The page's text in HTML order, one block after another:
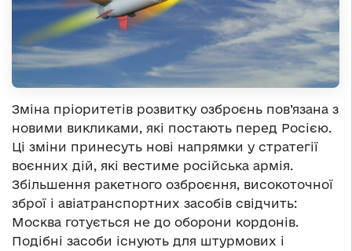
Зміна пріоритетів розвитку озброєнь пов’язана з
новими викликами, які постають перед Росією.
Ці зміни принесуть нові напрямки у стратегії
воєнних дій, які вестиме російська армія.
Збільшення ракетного озброєння, високоточної
зброї і авіатранспортних засобів свідчить:
Москва готується не до оборони кордонів.
Подібні засоби існують для штурмових і